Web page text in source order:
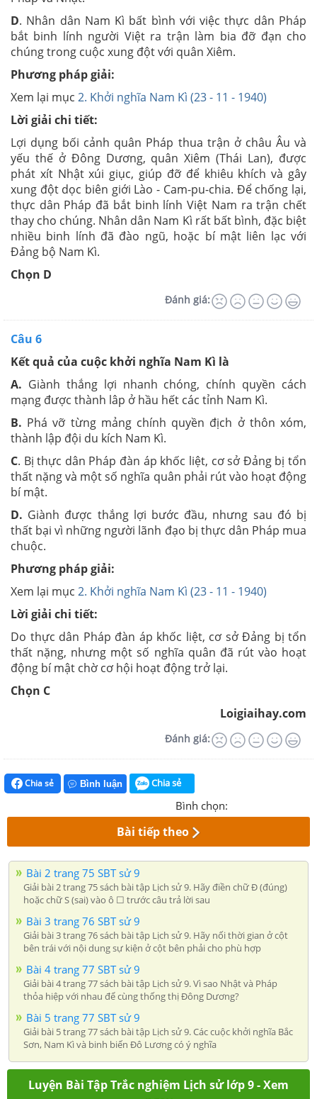
D. Nhân dân Nam Kì bất bình với việc thực dân Pháp
bắt binh lính người Việt ra trận làm bia đỡ đạn cho
chúng trong cuộc xung đột với quân Xiêm.
Phương pháp giải:
Xem lại mục 2. Khởi nghĩa Nam Kì (23 - 11 - 1940)
Lời giải chi tiết:
Lợi dụng bối cảnh quân Pháp thua trận ở châu Âu và
yếu thế ở Đông Dương, quân Xiêm (Thái Lan), được
phát xít Nhật xúi giục, giúp đỡ để khiêu khích và gây
xung đột dọc biên giới Lào - Cam-pu-chia. Để chống lại,
thực dân Pháp đã bắt binh lính Việt Nam ra trận chết
thay cho chúng. Nhân dân Nam Kì rất bất bình, đặc biệt
nhiều binh lính đã đào ngũ, hoặc bí mật liên lạc với
Đảng bộ Nam Kì.
Chọn D
Đánh giá:
Câu 6
Kết quả của cuộc khởi nghĩa Nam Kì là
A. Giành thắng lợi nhanh chóng, chính quyền cách
mạng được thành lâp ở hầu hết các tỉnh Nam Kì.
B. Phá vỡ từng mảng chính quyền địch ở thôn xóm,
thành lập đội du kích Nam Kì.
C. Bị thực dân Pháp đàn áp khốc liệt, cơ sở Đảng bị tổn
thất nặng và một số nghĩa quân phải rút vào hoạt động
bí mật.
D. Giành được thắng lợi bước đầu, nhưng sau đó bị
thất bại vì những người lãnh đạo bị thực dân Pháp mua
chuộc.
Phương pháp giải:
Xem lại mục 2. Khởi nghĩa Nam Kì (23 - 11 - 1940)
Lời giải chi tiết:
Do thực dân Pháp đàn áp khốc liệt, cơ sở Đảng bị tổn
thất nặng, nhưng một số nghĩa quân đã rút vào hoạt
động bí mật chờ cơ hội hoạt động trở lại.
Chọn C
Loigiaihay.com
Đánh giá:
Chia sẻ Bình luận Chia sẻ
Bình chọn:
Bài tiếp theo
Bài 2 trang 75 SBT sử 9
Giải bài 2 trang 75 sách bài tập Lịch sử 9. Hãy điền chữ Đ (đúng)
hoặc chữ S (sai) vào ô ☐ trước câu trả lời sau
Bài 3 trang 76 SBT sử 9
Giải bài 3 trang 76 sách bài tập Lịch sử 9. Hãy nối thời gian ở cột
bên trái với nội dung sự kiện ở cột bên phải cho phù hợp
Bài 4 trang 77 SBT sử 9
Giải bài 4 trang 77 sách bài tập Lịch sử 9. Vì sao Nhật và Pháp
thỏa hiệp với nhau để cùng thống thị Đông Dương?
Bài 5 trang 77 SBT sử 9
Giải bài 5 trang 77 sách bài tập Lịch sử 9. Các cuộc khởi nghĩa Bắc
Sơn, Nam Kì và binh biến Đô Lương có ý nghĩa
Luyện Bài Tập Trắc nghiệm Lịch sử lớp 9 - Xem